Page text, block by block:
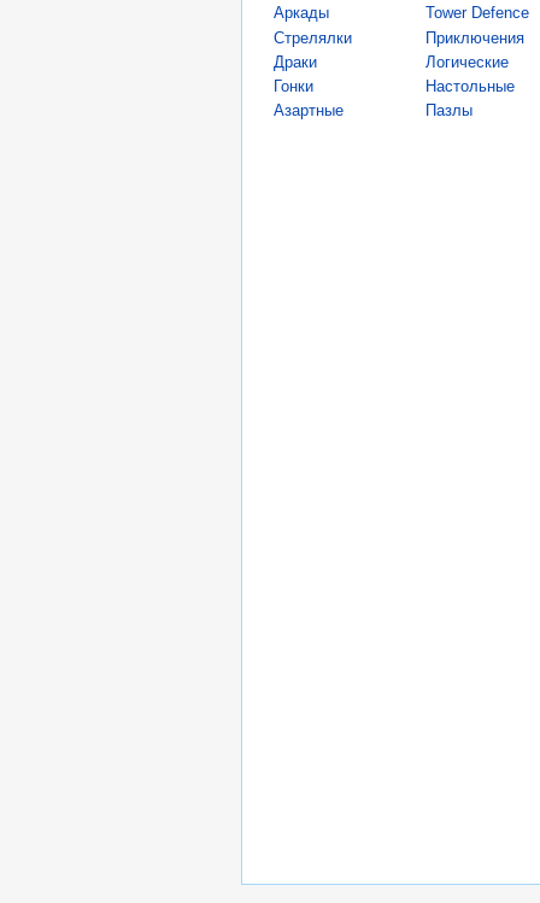
Аркады
Стрелялки
Драки
Гонки
Азартные
Tower Defence
Приключения
Логические
Настольные
Пазлы